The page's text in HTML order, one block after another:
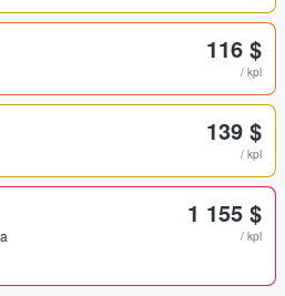
116 $
/ kpl
139 $
/ kpl
1 155 $
/ kpl